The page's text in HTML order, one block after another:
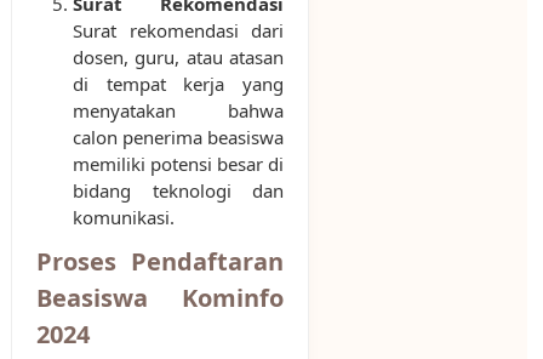
Surat rekomendasi dari
dosen, guru, atau atasan
di tempat kerja yang
menyatakan bahwa
calon penerima beasiswa
memiliki potensi besar di
bidang teknologi dan
komunikasi.
Proses Pendaftaran
Beasiswa Kominfo
2024